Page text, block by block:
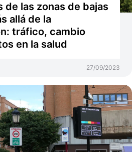
las zonas de bajas
allá de la
tráfico, cambio
en la salud
27/09/2023